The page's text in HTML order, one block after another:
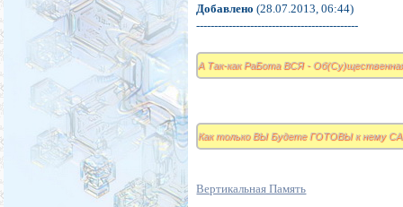
Добавлено (28.07.2013, 06:44)
---------------------------------------------
А Так-как РаБота ВСЯ -
Как только ВЫ Будете ГОТОВЫ к нему
Вертикальная Память